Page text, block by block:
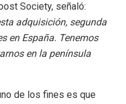
Society, señaló:
adquisición, segunda
en España. Tenemos
en la península
de los fines es que